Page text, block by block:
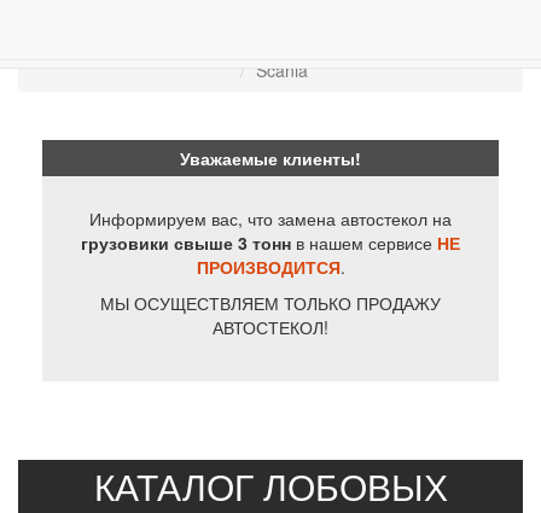
Scania
Уважаемые клиенты!
Информируем вас, что замена автостекол на
грузовики свыше 3 тонн в нашем сервисе НЕ
ПРОИЗВОДИТСЯ.
МЫ ОСУЩЕСТВЛЯЕМ ТОЛЬКО ПРОДАЖУ
АВТОСТЕКОЛ!
КАТАЛОГ ЛОБОВЫХ